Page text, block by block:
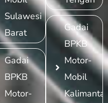
Sulawesi
Barat
Gadai
BPKB
Motor-
Gadai
BPKB
Motor-
Mobil